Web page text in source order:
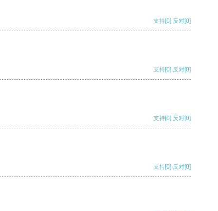
支持[0] 反对[0]
支持[0] 反对[0]
支持[0] 反对[0]
支持[0] 反对[0]